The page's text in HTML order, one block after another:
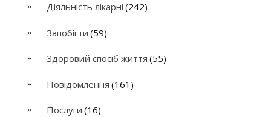
Діяльність лікарні (242)
Запобігти (59)
Здоровий спосіб життя (55)
Повідомлення (161)
Послуги (16)